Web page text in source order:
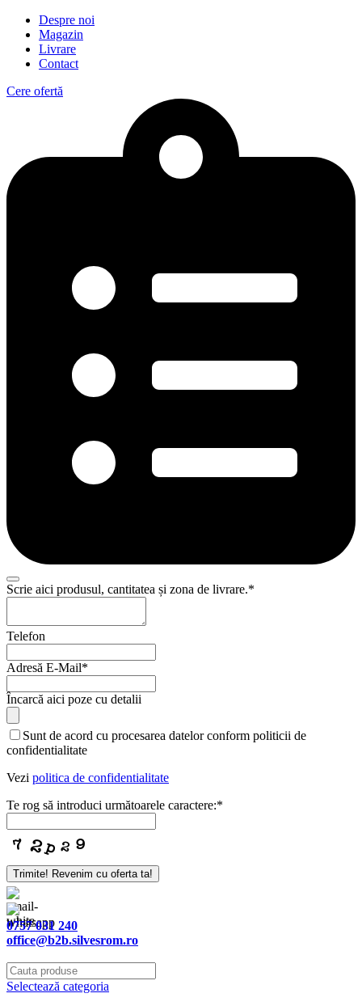
Despre noi
Magazin
Livrare
Contact
Cere ofertă
Scrie aici produsul, cantitatea și zona de livrare.*
Telefon
Adresă E-Mail*
Încarcă aici poze cu detalii
Sunt de acord cu procesarea datelor conform politicii de
confidentialitate
Vezi politica de confidentialitate
Te rog să introduci următoarele caractere:*
Trimite! Revenim cu oferta ta!
Your
Website
0757 031 240
office@b2b.silvesrom.ro
Selectează categoria